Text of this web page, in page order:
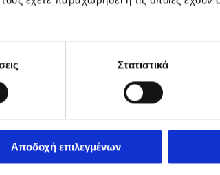
Στατιστικά
Αποδοχή επιλεγμένων
υλικά
να
Συνοδεύστε
κρασί, χύμα ή
μας.